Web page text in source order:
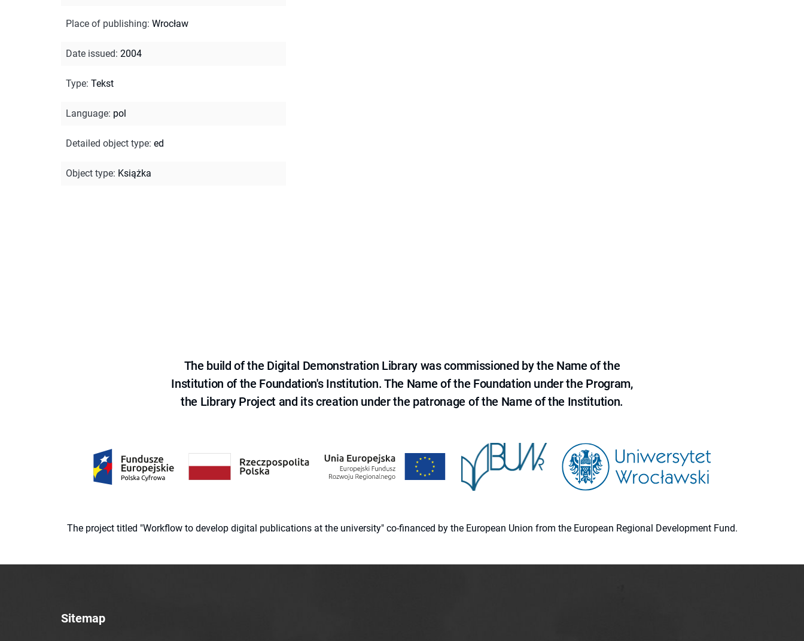
Place of publishing: Wrocław
Date issued: 2004
Type: Tekst
Language: pol
Detailed object type: ed
Object type: Książka
The build of the Digital Demonstration Library was commissioned by the Name of the
Institution of the Foundation's Institution. The Name of the Foundation under the Program,
the Library Project and its creation under the patronage of the Name of the Institution.
The project titled "Workflow to develop digital publications at the university" co-financed by the European Union from the European Regional Development Fund.
Sitemap